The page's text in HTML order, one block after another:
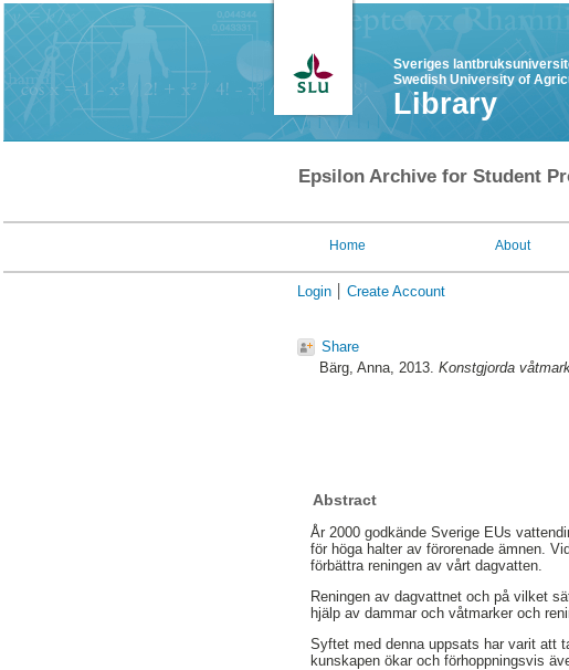
Sveriges
Swedish University of
Library
Epsilon Archive for Student
Home About
Login Create Account
Share
Bärg, Anna, 2013. Konstgjorda
Abstract
År 2000 godkände Sverige EUs
för höga halter av förorenade ämnen.
förbättra reningen av vårt dagvatten.
Reningen av dagvattnet och på vilket
hjälp av dammar och våtmarker och
Syftet med denna uppsats har varit att
kunskapen ökar och förhoppningsvis